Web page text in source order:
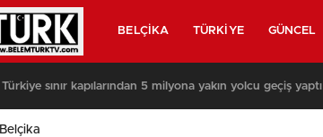
BELÇIKA TÜRKIYE GÜNCEL
Brüksel sokaklarında yeniden askerler mi devriye gezecek?
Belçika